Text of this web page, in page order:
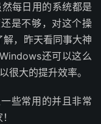
每日用的系统都是
是不够，对这个操
，昨天看同事大神
还可以这么
很大的提升效率。
些常用的并且非常